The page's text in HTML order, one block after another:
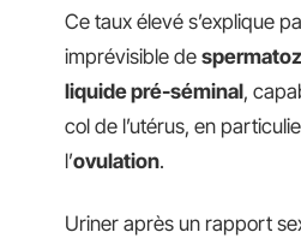
Ce taux élevé s’explique
imprévisible de
liquide pré-séminal,
col de l’utérus, en
l’ovulation.
Uriner après un rapport